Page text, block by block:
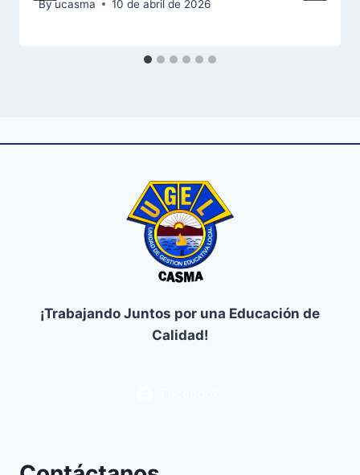
Byucasma 10 de abril de 2026
¡Trabajando Juntos por una Educación de
Calidad!